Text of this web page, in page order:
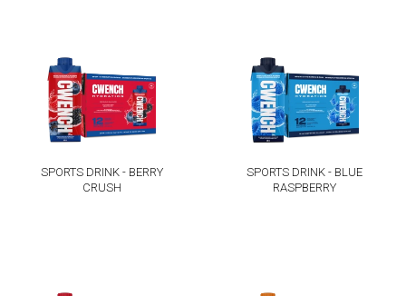
SPORTS DRINK - BERRY
CRUSH
SPORTS DRINK - BLUE
RASPBERRY